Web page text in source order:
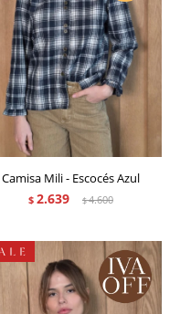
Camisa Mili - Escocés Azul
$ 2.639 $4.600